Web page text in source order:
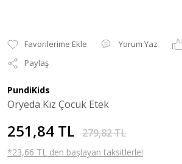
Yorum Yaz
Paylaş
PundiKids
Oryeda Kız Çocuk Etek
251,84 TL 279,82 TL
*23,66 TL den başlayan taksitlerle!